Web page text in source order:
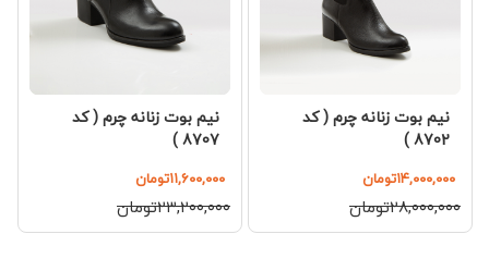
نیم بوت زنانه چرم ( کد
8702 )
۱۴,۰۰۰,۰۰۰تومان
۲۸,۰۰۰,۰۰۰تومان
نیم بوت زنانه چرم ( کد
8707 )
۱۱,۶۰۰,۰۰۰تومان
۲۳,۲۰۰,۰۰۰تومان